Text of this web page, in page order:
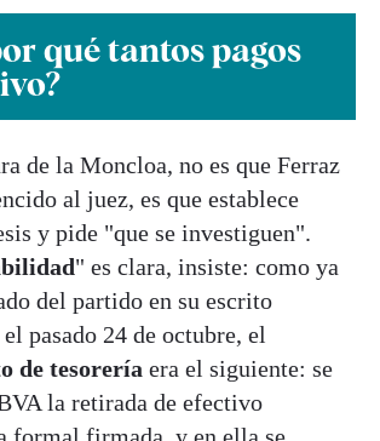
qué tantos pagos
de la Moncloa, no es que Ferraz
al juez, es que establece
y pide "que se investiguen".
" es clara, insiste: como ya
del partido en su escrito
pasado 24 de octubre, el
de tesorería era el siguiente: se
la retirada de efectivo